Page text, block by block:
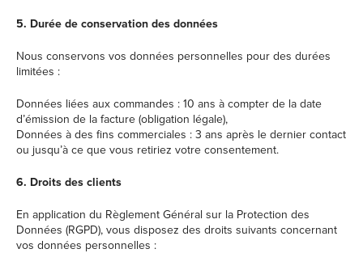
5. Durée de conservation des données
Nous conservons vos données personnelles pour des durées
limitées :
Données liées aux commandes : 10 ans à compter de la date
d’émission de la facture (obligation légale),
Données à des fins commerciales : 3 ans après le dernier contact
ou jusqu’à ce que vous retiriez votre consentement.
6. Droits des clients
En application du Règlement Général sur la Protection des
Données (RGPD), vous disposez des droits suivants concernant
vos données personnelles :